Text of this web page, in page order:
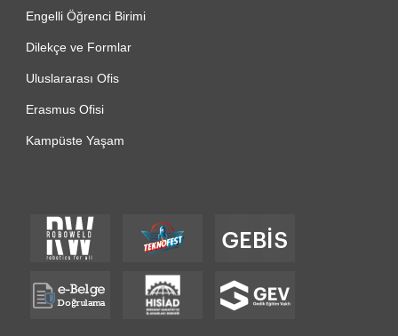
Engelli Öğrenci Birimi
Dilekçe ve Formlar
Uluslararası Ofis
Erasmus Ofisi
Kampüste Yaşam